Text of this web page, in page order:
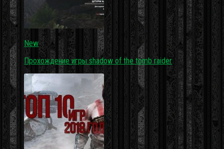
New
Прохождение игры shadow of the tomb raider